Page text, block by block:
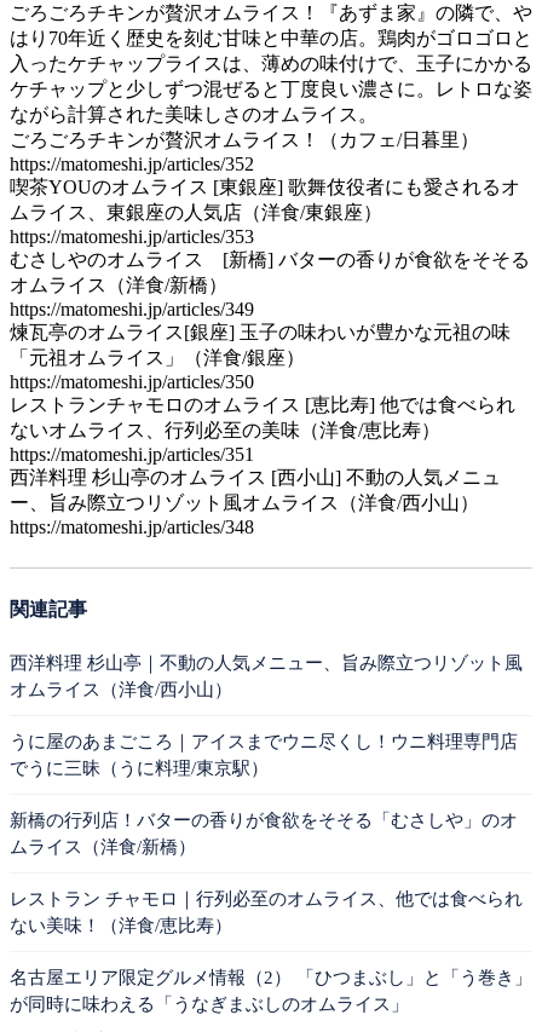
ごろごろチキンが贅沢オムライス！『あずま家』の隣で、や
はり70年近く歴史を刻む甘味と中華の店。鶏肉がゴロゴロと
入ったケチャップライスは、薄めの味付けで、玉子にかかる
ケチャップと少しずつ混ぜると丁度良い濃さに。レトロな姿
ながら計算された美味しさのオムライス。
ごろごろチキンが贅沢オムライス！（カフェ/日暮里）
https://matomeshi.jp/articles/352
喫茶YOUのオムライス [東銀座] 歌舞伎役者にも愛されるオ
ムライス、東銀座の人気店（洋食/東銀座）
https://matomeshi.jp/articles/353
むさしやのオムライス [新橋] バターの香りが食欲をそそる
オムライス（洋食/新橋）
https://matomeshi.jp/articles/349
煉瓦亭のオムライス[銀座] 玉子の味わいが豊かな元祖の味
「元祖オムライス」（洋食/銀座）
https://matomeshi.jp/articles/350
レストランチャモロのオムライス [恵比寿] 他では食べられ
ないオムライス、行列必至の美味（洋食/恵比寿）
https://matomeshi.jp/articles/351
西洋料理 杉山亭のオムライス [西小山] 不動の人気メニュ
ー、旨み際立つリゾット風オムライス（洋食/西小山）
https://matomeshi.jp/articles/348
関連記事
西洋料理 杉山亭｜不動の人気メニュー、旨み際立つリゾット風
オムライス（洋食/西小山）
うに屋のあまごころ｜アイスまでウニ尽くし！ウニ料理専門店
でうに三昧（うに料理/東京駅）
新橋の行列店！バターの香りが食欲をそそる「むさしや」のオ
ムライス（洋食/新橋）
レストラン チャモロ｜行列必至のオムライス、他では食べられ
ない美味！（洋食/恵比寿）
名古屋エリア限定グルメ情報（2） 「ひつまぶし」と「う巻き」
が同時に味わえる「うなぎまぶしのオムライス」